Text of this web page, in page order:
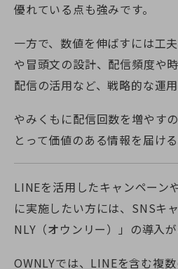
優れている点も強みです。
一方で、数値を伸ばすには工
や冒頭文の設計、配信頻度や
配信の活用など、戦略的な運用
やみくもに配信回数を増やす
とって価値のある情報を届け
LINEを活用したキャンペーン
に実施したい方には、SNSキ
NLY（オウンリー）」の導入が
OWNLYでは、LINEを含む複